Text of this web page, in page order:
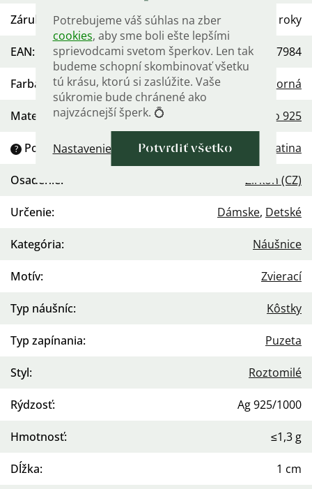
Potrebujeme váš súhlas na zber
cookies, aby sme boli ešte lepšími
sprievodcami svetom šperkov. Len tak
budeme schopní skombinovať všetku
tú krásu, ktorú si zaslúžite. Vaše
súkromie bude chránené ako
najvzácnejší šperk. 💍
Nastavenie Potvrdiť všetko
Záruka 2 roky
EAN: 568754457984
Farba Strieborná
Materiál: Striebro 925
? Povrchová úprava Platina
Osadenie: Zirkón (CZ)
Určenie: Dámske, Detské
Kategória: Náušnice
Motív: Zvierací
Typ náušníc: Kôstky
Typ zapínania: Puzeta
Styl: Roztomilé
Rýdzosť: Ag 925/1000
Hmotnosť: ≤1,3 g
Dĺžka: 1 cm